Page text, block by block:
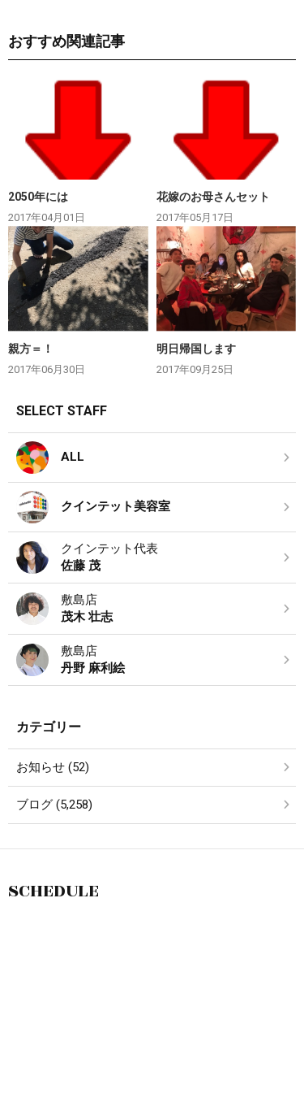
おすすめ関連記事
2050年には
2017年04月01日
花嫁のお母さんセット
2017年05月17日
親方＝！
2017年06月30日
明日帰国します
2017年09月25日
SELECT STAFF
ALL
クインテット美容室
クインテット代表
佐藤 茂
敷島店
茂木 壮志
敷島店
丹野 麻利絵
カテゴリー
お知らせ (52)
ブログ (5,258)
SCHEDULE